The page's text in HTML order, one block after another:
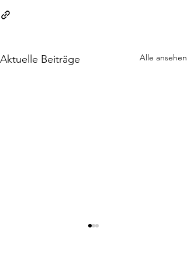
Aktuelle Beiträge Alle ansehen